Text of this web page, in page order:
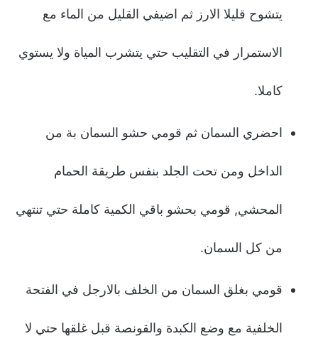
يتشوح قليلا الارز ثم اضيفي القليل من الماء مع
الاستمرار في التقليب حتي يتشرب المياة ولا يستوي
كاملا.
احضري السمان ثم قومي حشو السمان بة من
الداخل ومن تحت الجلد بنفس طريقة الحمام
المحشي, قومي بحشو باقي الكمية كاملة حتي تنتهي
من كل السمان.
قومي بغلق السمان من الخلف بالارجل في الفتحة
الخلفية مع وضع الكبدة والقونصة قبل غلقها حتي لا